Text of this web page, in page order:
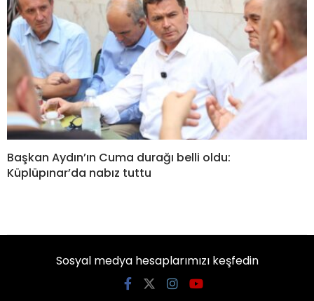
Başkan Aydın’ın Cuma durağı belli oldu:
Küplüpınar’da nabız tuttu
Sosyal medya hesaplarımızı keşfedin